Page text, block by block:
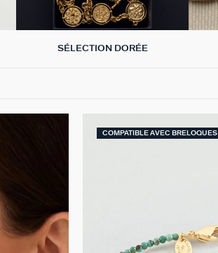
SÉLECTION DORÉE
COMPATIBLE AVEC BRELOQUES